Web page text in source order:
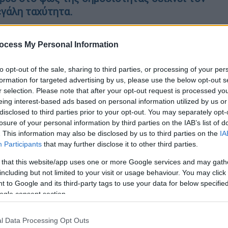
My Personal Information
opt-out of the sale, sharing to third parties, or processing of your
for targeted advertising by us, please use the below opt-out
selection. Please note that after your opt-out request is processed
interest-based ads based on personal information utilized by us
to third parties prior to your opt-out. You may separately
of your personal information by third parties on the IAB’s list of
This information may also be disclosed by us to third parties on the
Participants that may further disclose it to other third parties.
that this website/app uses one or more Google services and may
but not limited to your visit or usage behaviour. You may
to Google and its third-party tags to use your data for below
consent section.
Data Processing Opt Outs
ταχύτητα.
που έπεσε από τον 1ο όροφο
που εξετάζεται